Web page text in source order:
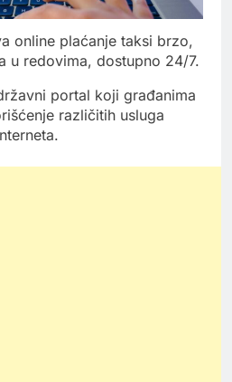
online plaćanje taksi brzo,
u redovima, dostupno 24/7.
portal koji građanima
različitih usluga